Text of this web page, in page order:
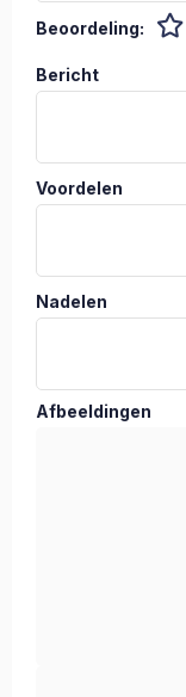
Beoordeling:
Bericht
Voordelen
Nadelen
Afbeeldingen